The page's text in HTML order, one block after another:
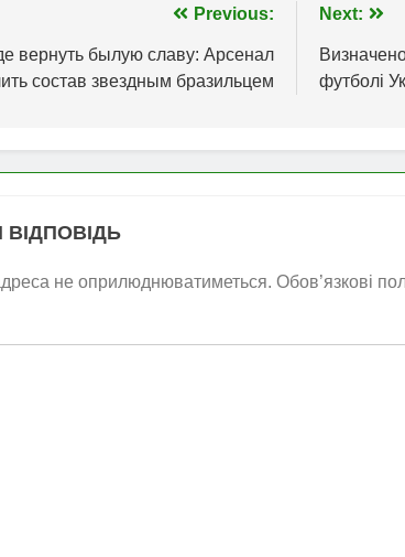
Previous:
вернуть былую славу: Арсенал
состав звездным бразильцем
Next:
футболі
не оприлюднюватиметься. Обов’язкові